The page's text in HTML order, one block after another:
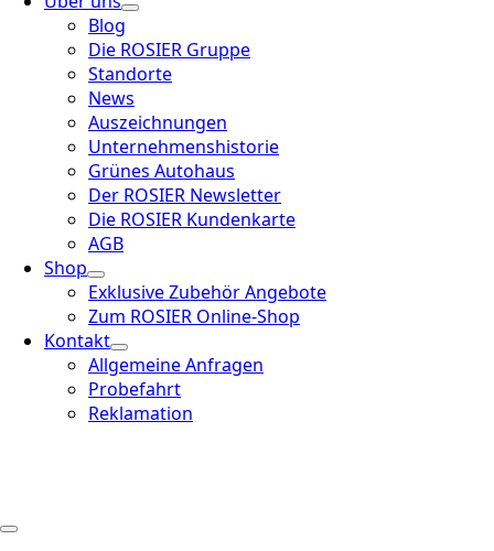
Blog
Die ROSIER Gruppe
Standorte
News
Auszeichnungen
Unternehmenshistorie
Grünes Autohaus
Der ROSIER Newsletter
Die ROSIER Kundenkarte
AGB
Shop
Exklusive Zubehör Angebote
Zum ROSIER Online-Shop
Kontakt
Allgemeine Anfragen
Probefahrt
Reklamation